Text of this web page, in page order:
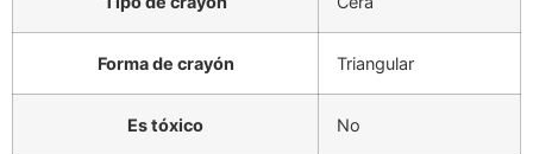
Forma de crayón Triangular
Es tóxico No